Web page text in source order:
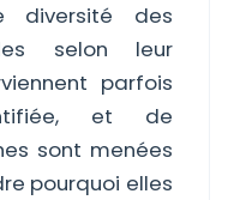
diversité des
selon leur
parfois
et de
sont menées
pourquoi elles